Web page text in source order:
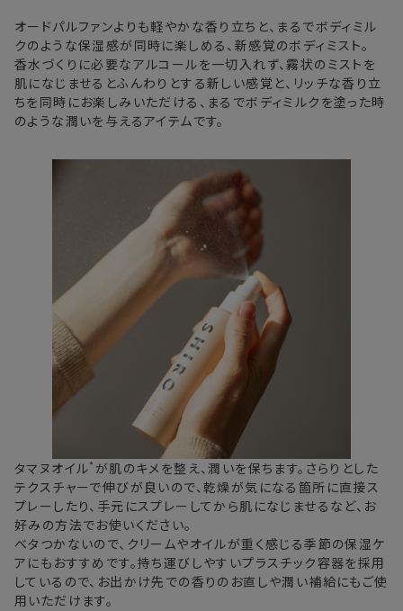
東北・関東・中部・関西 2〜3日
中国・四国・九州 3〜4日
沖縄県・離島
※以下に該当する場合、上記の日程で発送できない場合がござ
・交通状況や天候による遅延
・ラッピングのご注文、繁忙期および休業期間中
・ご注文内容の確認にお時間を要する
・複数製品購入により配送手配に時間がかかる
オードパルファンよりも軽やかな香り立ちと、まるでボディミル
クのような保湿感が同時に楽しめる、新感覚のボディミスト。
香水づくりに必要なアルコールを一切入れず、霧状のミストを
肌になじませるとふんわりとする新しい感覚と、リッチな香り立
ちを同時にお楽しみいただける、まるでボディミルクを塗った時
のような潤いを与えるアイテムです。
タマヌオイル* が肌のキメを整え、潤いを保ちます。さらりとした
テクスチャーで伸びが良いので、乾燥が気になる箇所に直接ス
プレーしたり、手元にスプレーしてから肌になじませるなど、お
好みの方法でお使いください。
ベタつかないので、クリームやオイルが重く感じる季節の保湿ケ
アにもおすすめです。持ち運びしやすいプラスチック容器を採用
しているので、お出かけ先での香りのお直しや潤い補給にもご使
用いただけます。